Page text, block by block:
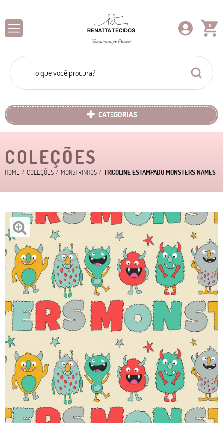
0
CATEGORIAS
COLEÇÕES
HOME COLEÇÕES MONSTRINHOS TRICOLINE ESTAMPADO MONSTERS NAMES